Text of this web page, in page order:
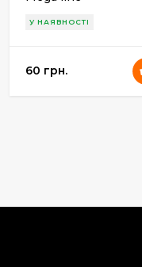
У НАЯВНОСТІ
60 грн.